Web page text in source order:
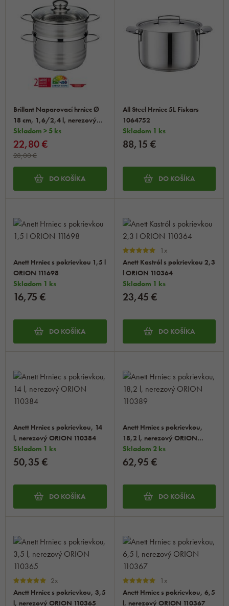
Brillant Naparovací hrniec Ø
18 cm, 1,6/2,4 l, nerezový
ELO BASIC 22718
Skladom > 5 ks
22,80 €
28,00 €
DO KOŠÍKA
All Steel Hrniec 5L Fiskars
1064752
Skladom 1 ks
88,15 €
DO KOŠÍKA
Anett Hrniec s pokrievkou 1,5 l
ORION 111698
Skladom 1 ks
16,75 €
DO KOŠÍKA
1x
Anett Kastról s pokrievkou 2,3
l ORION 110364
Skladom 1 ks
23,45 €
DO KOŠÍKA
Anett Hrniec s pokrievkou, 14
l, nerezový ORION 110384
Skladom 1 ks
50,35 €
DO KOŠÍKA
Anett Hrniec s pokrievkou,
18,2 l, nerezový ORION
110389
Skladom 2 ks
62,95 €
DO KOŠÍKA
2x
Anett Hrniec s pokrievkou, 3,5
l, nerezový ORION 110365
1x
Anett Hrniec s pokrievkou, 6,5
l, nerezový ORION 110367